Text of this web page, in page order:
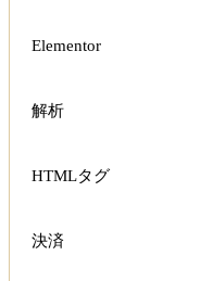
Elementor
解析
HTMLタグ
決済